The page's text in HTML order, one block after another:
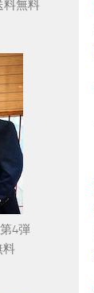
料無料
4弾
料